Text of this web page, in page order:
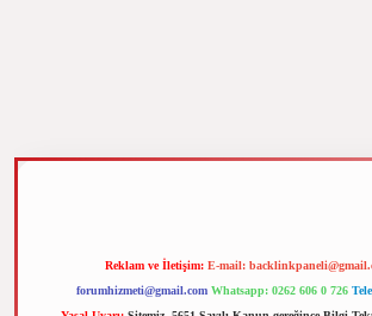
Reklam ve İletişim: E-mail:
forumhizmeti@gmail.com Whatsapp: 0262 606 0 726